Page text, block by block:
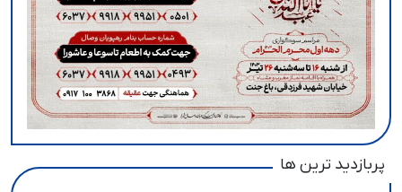
پربازدید ترین ها